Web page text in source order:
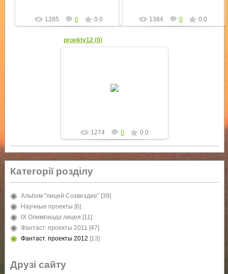
1285 0 0.0 1384 0 0.0
proekty12 (0)
1274 0 0.0
Категорії розділу
Альбом "лицей Созвездие" [39]
Научные проекты [6]
IX Олимпиада лицея [11]
Фантаст. проекты 2011 [47]
Фантаст. проекты 2012 [13]
Друзі сайту